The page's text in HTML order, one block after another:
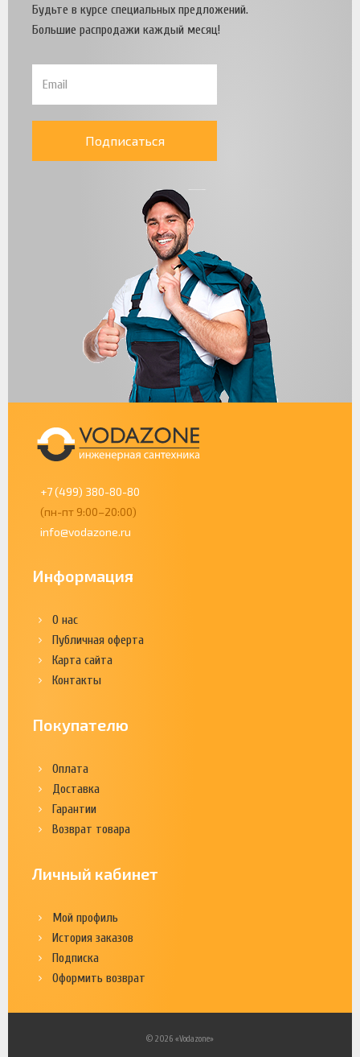
Будьте в курсе специальных предложений.
Большие распродажи каждый месяц!
Подписаться
+7 (499) 380-80-80
(пн-пт 9:00–20:00)
info@vodazone.ru
Информация
О нас
Публичная оферта
Карта сайта
Контакты
Покупателю
Оплата
Доставка
Гарантии
Возврат товара
Личный кабинет
Мой профиль
История заказов
Подписка
Оформить возврат
© 2026 «Vodazone»